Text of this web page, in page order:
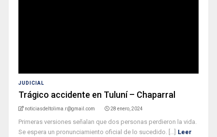
JUDICIAL
Trágico accidente en Tuluní – Chaparral
noticiasdeltolima.r@gmail.com 28 enero, 2024
Primeras versiones señalan que dos personas perdieron la vida.
Se espera un pronunciamiento oficial de lo sucedido. [...] Leer